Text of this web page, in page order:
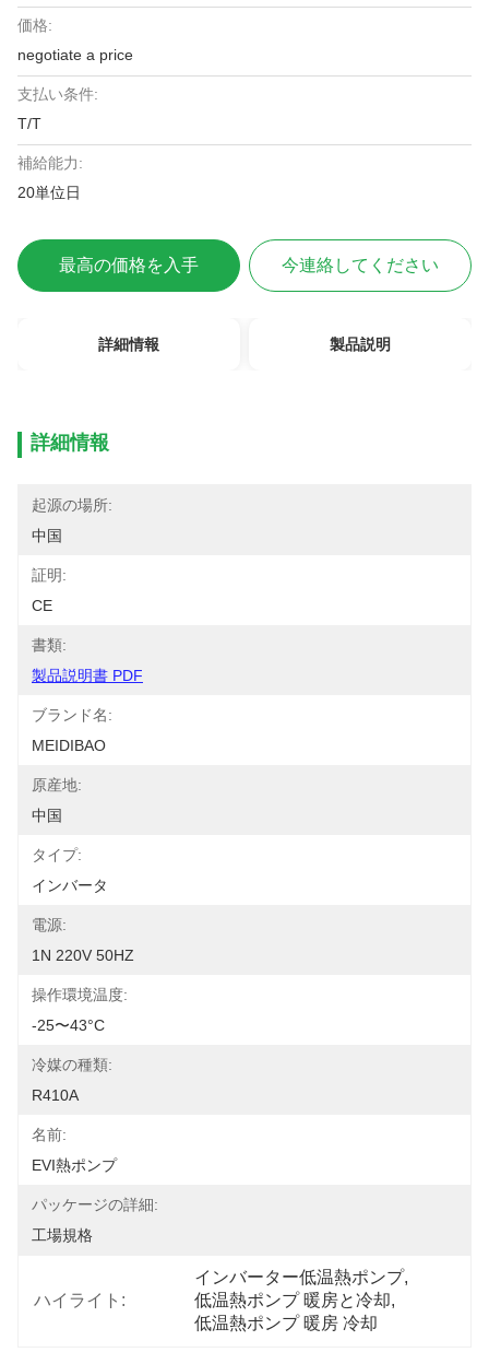
価格:
negotiate a price
支払い条件:
T/T
補給能力:
20単位日
最高の価格を入手 今連絡してください
詳細情報 製品説明
詳細情報
起源の場所:
中国
証明:
CE
書類:
製品説明書 PDF
ブランド名:
MEIDIBAO
原産地:
中国
タイプ:
インバータ
電源:
1N 220V 50HZ
操作環境温度:
-25〜43°C
冷媒の種類:
R410A
名前:
EVI熱ポンプ
パッケージの詳細:
工場規格
ハイライト:
インバーター低温熱ポンプ,
低温熱ポンプ 暖房と冷却,
低温熱ポンプ 暖房 冷却